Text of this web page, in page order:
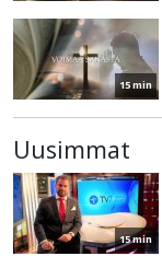
15 min
Uusimmat
15 min